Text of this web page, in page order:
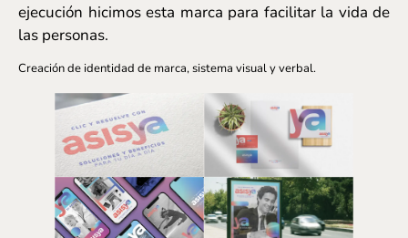
ejecución hicimos esta marca para facilitar la vida de
las personas.
Creación de identidad de marca, sistema visual y verbal.